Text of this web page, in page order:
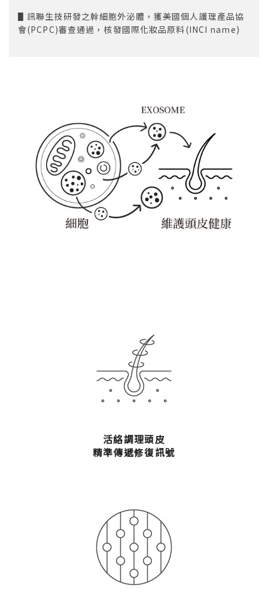
▋訊聯生技研發之幹細胞外泌體，獲美國個人護理產品協
會(PCPC)審查通過，核發國際化妝品原料(INCI name)
活絡調理頭皮
精準傳遞修復訊號